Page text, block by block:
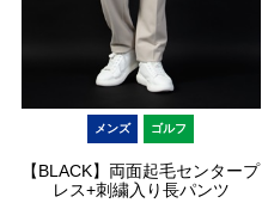
メンズ ゴルフ
【BLACK】両面起毛センタープ
レス+刺繍入り長パンツ